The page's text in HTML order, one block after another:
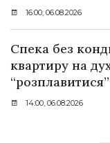
16:00, 06.08.2026
Спека без
квартиру на
“розплавитися”
14:00, 06.08.2026